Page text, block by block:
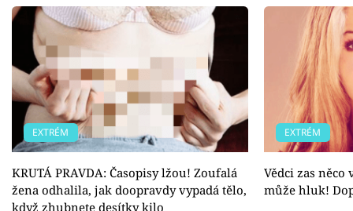
EXTRÉM
KRUTÁ PRAVDA: Časopisy lžou! Zoufalá
žena odhalila, jak doopravdy vypadá tělo,
když zhubnete desítky kilo
EXTRÉM
Vědci zas
může hluk!